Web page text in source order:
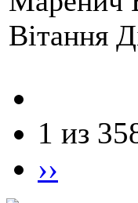
Вітання
1 из
››